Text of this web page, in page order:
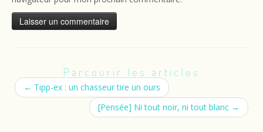
Parcourir les articles
← Tipp-ex : un chasseur tire un ours
[Pensée] Ni tout noir, ni tout blanc →